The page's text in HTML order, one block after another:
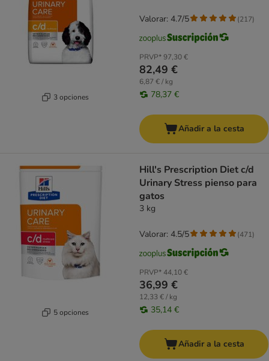
3 opciones
PRVP*97,30 €
82,49 €
6,87 € / kg
78,37 €
Valorar: 4.7/5 (217)
Añadir a la cesta
5 opciones
Hill's Prescription Diet c/d
Urinary Stress pienso para
gatos
3 kg
PRVP*44,10 €
36,99 €
12,33 € / kg
35,14 €
Valorar: 4.5/5 (471)
Añadir a la cesta